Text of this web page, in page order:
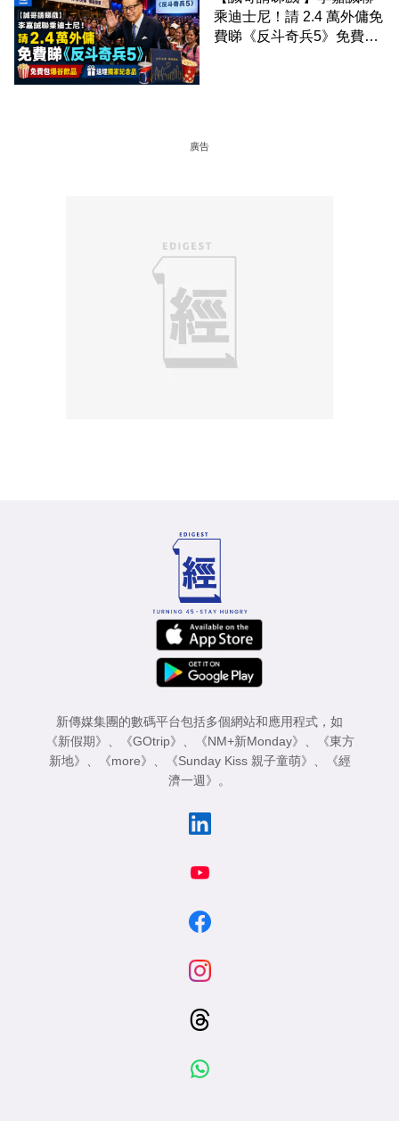
乘迪士尼！請 2.4 萬外傭免
費睇《反斗奇兵5》免費包
廣告
新傳媒集團的數碼平台包括多個網站和應用程式，如
《新假期》
《GOtrip》 《NM+新Monday》
《東方
新地》
《more》 《Sunday Kiss 親子童萌》
《經
濟一週》
。